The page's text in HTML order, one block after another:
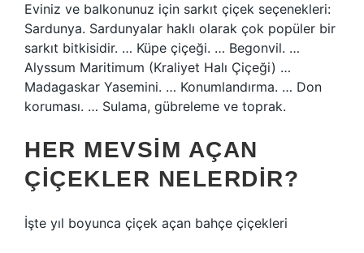
Eviniz ve balkonunuz için sarkıt çiçek seçenekleri:
Sardunya. Sardunyalar haklı olarak çok popüler bir
sarkıt bitkisidir. … Küpe çiçeği. … Begonvil. …
Alyssum Maritimum (Kraliyet Halı Çiçeği) …
Madagaskar Yasemini. … Konumlandırma. … Don
koruması. … Sulama, gübreleme ve toprak.
HER MEVSIM AÇAN
ÇIÇEKLER NELERDIR?
İşte yıl boyunca çiçek açan bahçe çiçekleri